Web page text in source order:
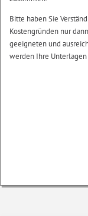
Bitte haben Sie
Kostengründen nur
geeigneten und
werden Ihre Unterlagen